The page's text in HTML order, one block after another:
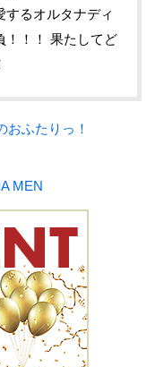
るオルタナディ
！！！ 果たしてど
おふたりっ！
MEN